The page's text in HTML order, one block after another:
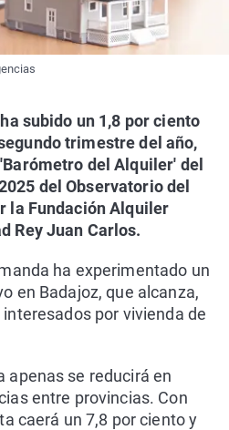
subido un 1,8 por ciento
trimestre del año,
del Alquiler' del
del Observatorio del
la Fundación Alquiler
Rey Juan Carlos.
ha experimentado un
en Badajoz, que alcanza,
por vivienda de
apenas se reducirá en
entre provincias. Con
caerá un 7,8 por ciento y